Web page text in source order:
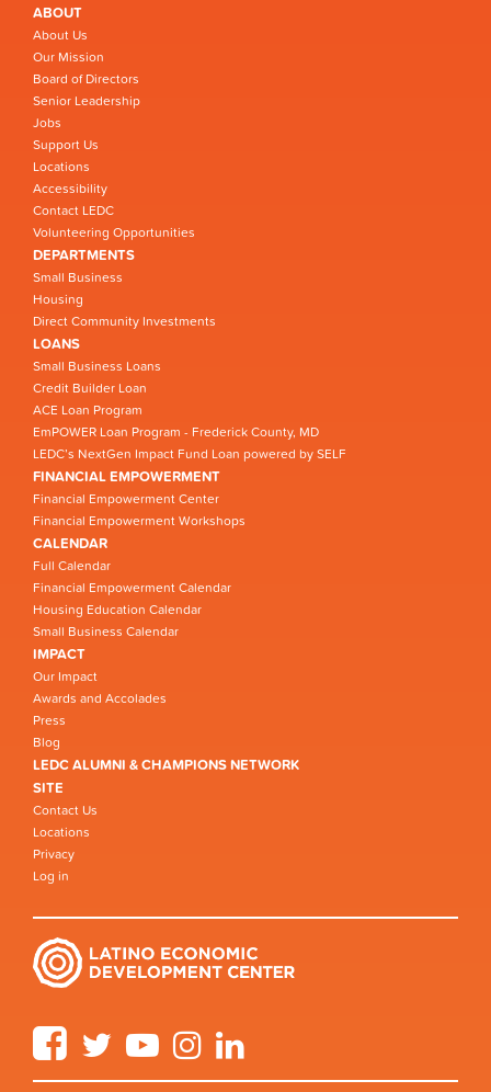
ABOUT
About Us
Our Mission
Board of Directors
Senior Leadership
Jobs
Support Us
Locations
Accessibility
Contact LEDC
Volunteering Opportunities
DEPARTMENTS
Small Business
Housing
Direct Community Investments
LOANS
Small Business Loans
Credit Builder Loan
ACE Loan Program
EmPOWER Loan Program - Frederick County, MD
LEDC’s NextGen Impact Fund Loan powered by SELF
FINANCIAL EMPOWERMENT
Financial Empowerment Center
Financial Empowerment Workshops
CALENDAR
Full Calendar
Financial Empowerment Calendar
Housing Education Calendar
Small Business Calendar
IMPACT
Our Impact
Awards and Accolades
Press
Blog
LEDC ALUMNI & CHAMPIONS NETWORK
SITE
Contact Us
Locations
Privacy
Log in
FacebookTwitter YouTube Instagram